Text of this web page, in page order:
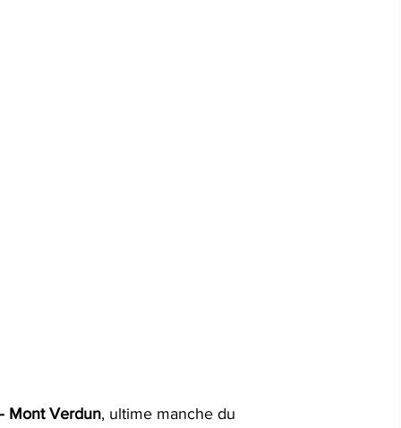
Mont Verdun, ultime manche du